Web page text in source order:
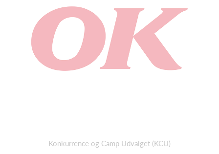
Konkurrence og Camp Udvalget (KCU)